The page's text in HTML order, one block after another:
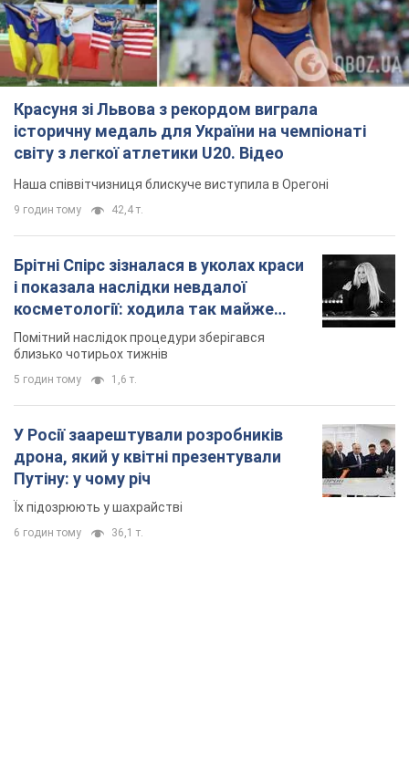
Красуня зі Львова з рекордом виграла
історичну медаль для України на чемпіонаті
світу з легкої атлетики U20. Відео
Наша співвітчизниця блискуче виступила в Орегоні
9 годин тому 42,4 т.
Брітні Спірс зізналася в уколах краси
і показала наслідки невдалої
косметології: ходила так майже
місяць
Помітний наслідок процедури зберігався
близько чотирьох тижнів
5 годин тому 1,6 т.
У Росії заарештували розробників
дрона, який у квітні презентували
Путіну: у чому річ
Їх підозрюють у шахрайстві
6 годин тому 36,1 т.